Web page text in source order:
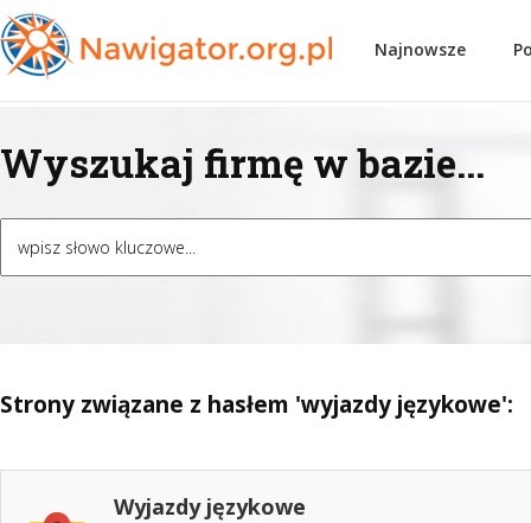
Najnowsze
Wyszukaj firmę w bazie...
Strony związane z hasłem 'wyjazdy językowe':
Wyjazdy językowe